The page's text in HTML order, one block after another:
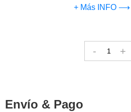
+ Más INFO ⟶
- +
Envío & Pago